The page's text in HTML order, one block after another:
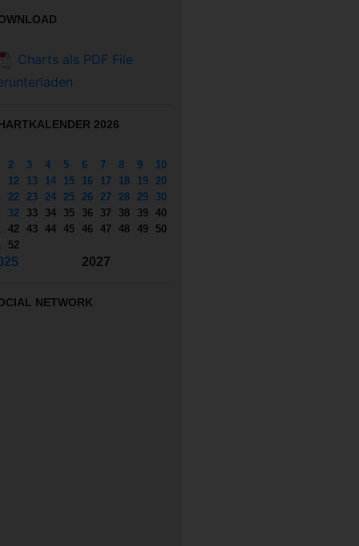
Charts als PDF File
2026
2 3 4 5 6 7 8 9
10
12 13 14 15 16 17 18 19
20
22 23 24 25 26 27 28 29
30
32 33 34 35 36 37 38 39 40
42 43 44 45 46 47 48 49
50
52
2027
NETWORK